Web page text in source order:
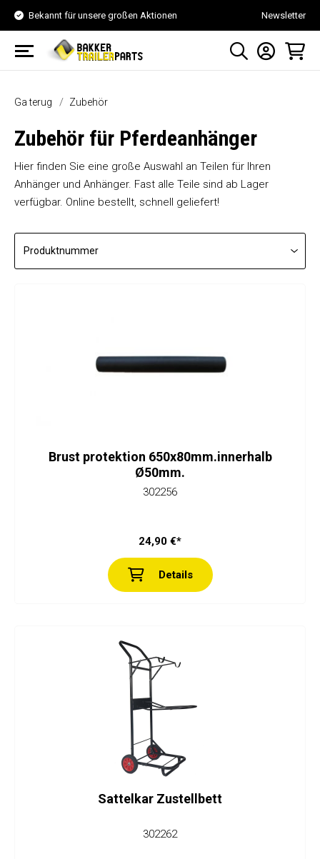
Bekannt für unsere großen Aktionen Newsletter
Ga terug Zubehör
Zubehör für Pferdeanhänger
Hier finden Sie eine große Auswahl an Teilen für Ihren
Anhänger und Anhänger. Fast alle Teile sind ab Lager
verfügbar. Online bestellt, schnell geliefert!
Brust protektion 650x80mm.innerhalb
Ø50mm.
302256
24,90 €*
Details
Sattelkar Zustellbett
302262